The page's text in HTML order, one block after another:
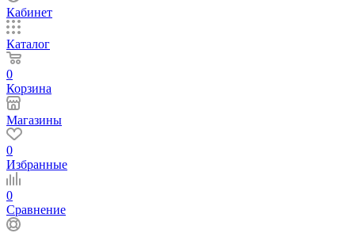
Кабинет
Каталог
0
Корзина
Магазины
0
Избранные
0
Сравнение